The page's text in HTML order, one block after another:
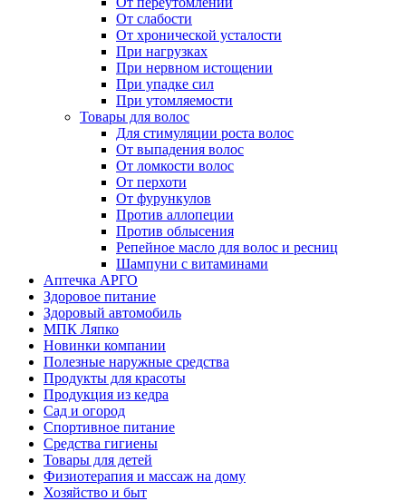
От слабости
От хронической усталости
При нагрузках
При нервном истощении
При упадке сил
При утомляемости
Товары для волос
Для стимуляции роста волос
От выпадения волос
От ломкости волос
От перхоти
От фурункулов
Против аллопеции
Против облысения
Репейное масло для волос и ресниц
Шампуни с витаминами
Аптечка АРГО
Здоровое питание
Здоровый автомобиль
МПК Ляпко
Новинки компании
Полезные наружные средства
Продукты для красоты
Продукция из кедра
Сад и огород
Спортивное питание
Средства гигиены
Товары для детей
Физиотерапия и массаж на дому
Хозяйство и быт